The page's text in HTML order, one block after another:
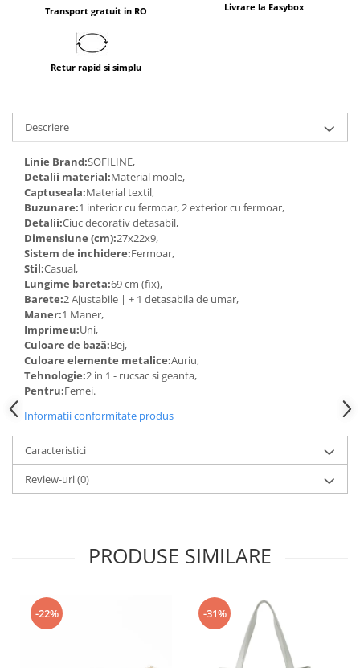
Transport gratuit in RO Livrare la Easybox
Retur rapid si simplu
Descriere
Linie Brand:SOFILINE,
Detalii material:Material moale,
Captuseala:Material textil,
Buzunare:1 interior cu fermoar, 2 exterior cu fermoar,
Detalii:Ciuc decorativ detasabil,
Dimensiune (cm):27x22x9,
Sistem de inchidere:Fermoar,
Stil:Casual,
Lungime bareta:69 cm (fix),
Barete:2 Ajustabile | + 1 detasabila de umar,
Maner:1 Maner,
Imprimeu:Uni,
Culoare de bază:Bej,
Culoare elemente metalice:Auriu,
Tehnologie:2 in 1 - rucsac si geanta,
Pentru:Femei.
Informatii conformitate produs
Caracteristici
Review-uri(0)
PRODUSE SIMILARE
-22% -31%